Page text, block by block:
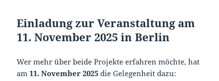
Einladung zur Veranstaltung am
11. November 2025 in Berlin
Wer mehr über beide Projekte erfahren möchte, hat
am11. November 2025 die Gelegenheit dazu: